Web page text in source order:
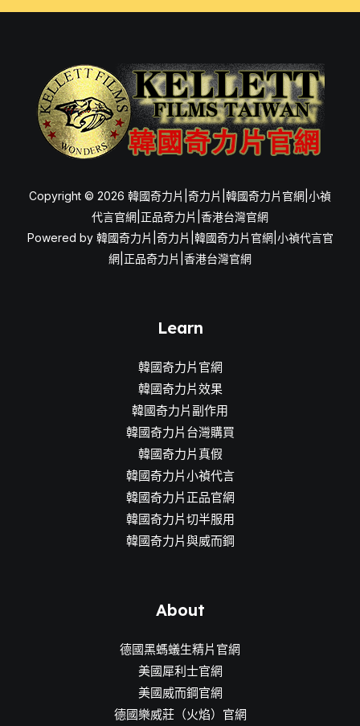
Copyright © 2026 韓國奇力片|奇力片|韓國奇力片官網|小禎
代言官網|正品奇力片|香港台灣官網
Powered by 韓國奇力片|奇力片|韓國奇力片官網|小禎代言官
網|正品奇力片|香港台灣官網
Learn
韓國奇力片官網
韓國奇力片效果
韓國奇力片副作用
韓國奇力片台灣購買
韓國奇力片真假
韓國奇力片小禎代言
韓國奇力片正品官網
韓國奇力片切半服用
韓國奇力片與威而鋼
About
德國黑螞蟻生精片官網
美國犀利士官網
美國威而鋼官網
德國樂威莊（火焰）官網